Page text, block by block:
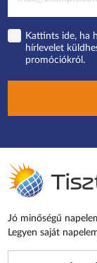
Kattints ide, ha
hírlevelet
promóciókról.
Jó minőségű
Legyen saját